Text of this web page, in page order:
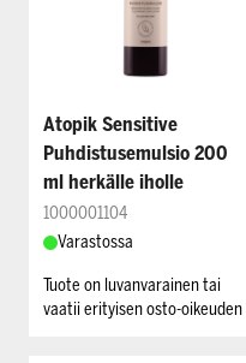
Atopik Sensitive
Puhdistusemulsio 200
ml herkälle iholle
1000001104
Varastossa
Tuote on luvanvarainen tai
vaatii erityisen osto-oikeuden